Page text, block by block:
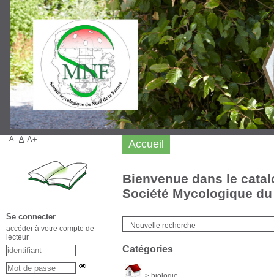
Bienvenue dans le
Société Mycologique
Nouvelle recherche
Catégories
Accueil
A- A A+
Se connecter
accéder à votre compte de
lecteur